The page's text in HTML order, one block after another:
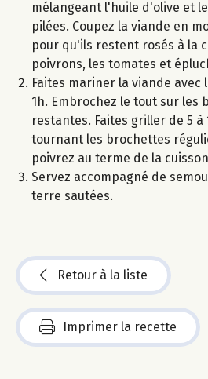
mélangeant l'huile d'olive et
pilées. Coupez la viande en
pour qu'ils restent rosés à la
poivrons, les tomates et
Faites mariner la viande avec
1h. Embrochez le tout sur les
restantes. Faites griller de 5 à
tournant les brochettes
poivrez au terme de la
Servez accompagné de
terre sautées.
Retour à la liste
Imprimer la recette